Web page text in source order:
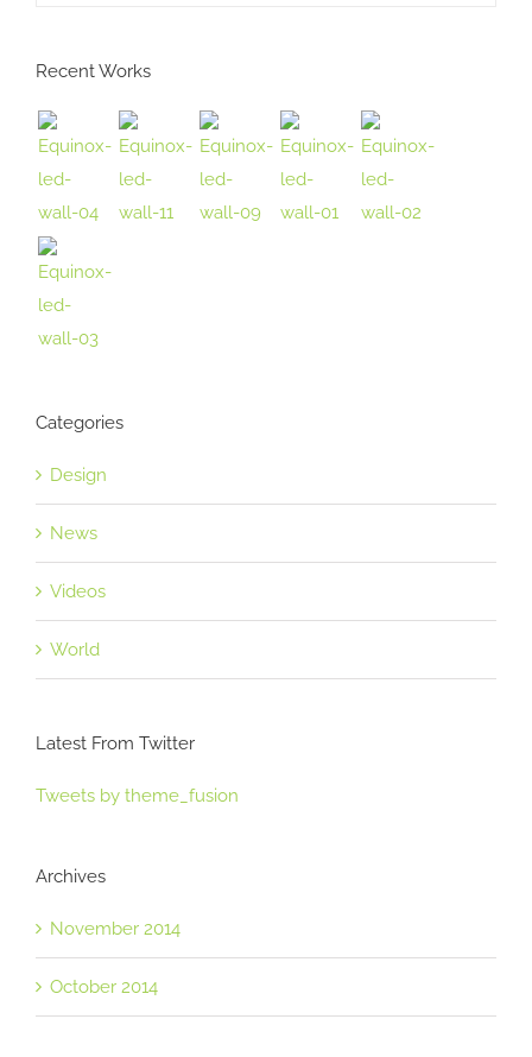
Recent Works
Categories
Design
News
Videos
World
Latest From Twitter
Tweets by theme_fusion
Archives
November 2014
October 2014